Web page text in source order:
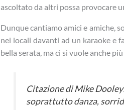
ascoltato da altri possa provocare
Dunque cantiamo amici e amiche,
nei locali davanti ad un karaoke e
bella serata, ma ci si vuole anche
Citazione di Mike
soprattutto danza,